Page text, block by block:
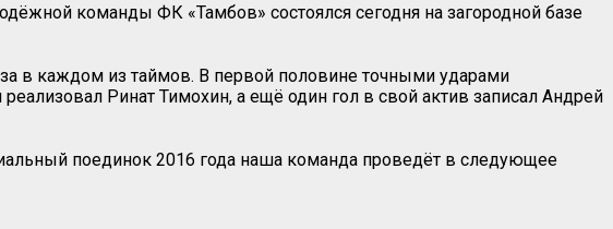
команды ФК «Тамбов» состоялся сегодня на загородной базе
в каждом из таймов. В первой половине точными ударами
Ринат Тимохин, а ещё один гол в свой актив записал Андрей
поединок 2016 года наша команда проведёт в следующее